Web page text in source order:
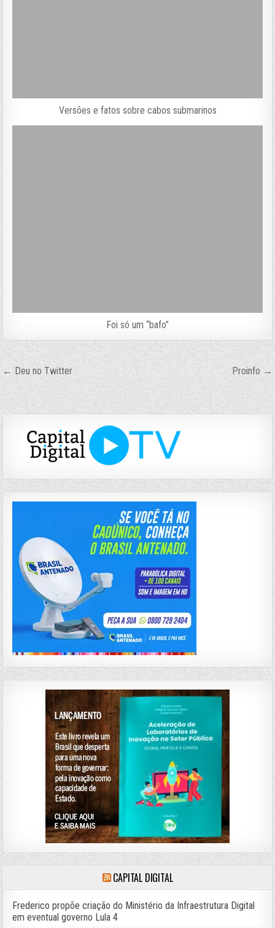
Versões e fatos sobre cabos submarinos
Foi só um “bafo”
Navegação
de
Post
← Deu no Twitter Proinfo →
CAPITAL DIGITAL
Frederico propõe criação do Ministério da Infraestrutura Digital
em eventual governo Lula 4